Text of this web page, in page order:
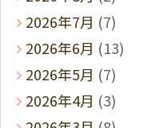
2026年7月 (7)
2026年6月 (13)
2026年5月 (7)
2026年4月 (3)